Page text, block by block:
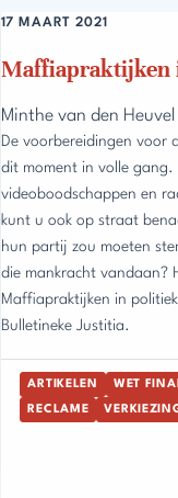
Maffiapraktijken
17 MAART 2021
Minthe van den Heuvel
De voorbereidingen voor
dit moment in volle gang.
videoboodschappen en
kunt u ook op straat
hun partij zou moeten
die mankracht vandaan?
Maffiapraktijken in
Bulletineke Justitia.
ARTIKELEN WET
RECLAME